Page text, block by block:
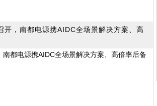
，南都电源携AIDC全场景解决方案、高
都电源携AIDC全场景解决方案、高倍率后备